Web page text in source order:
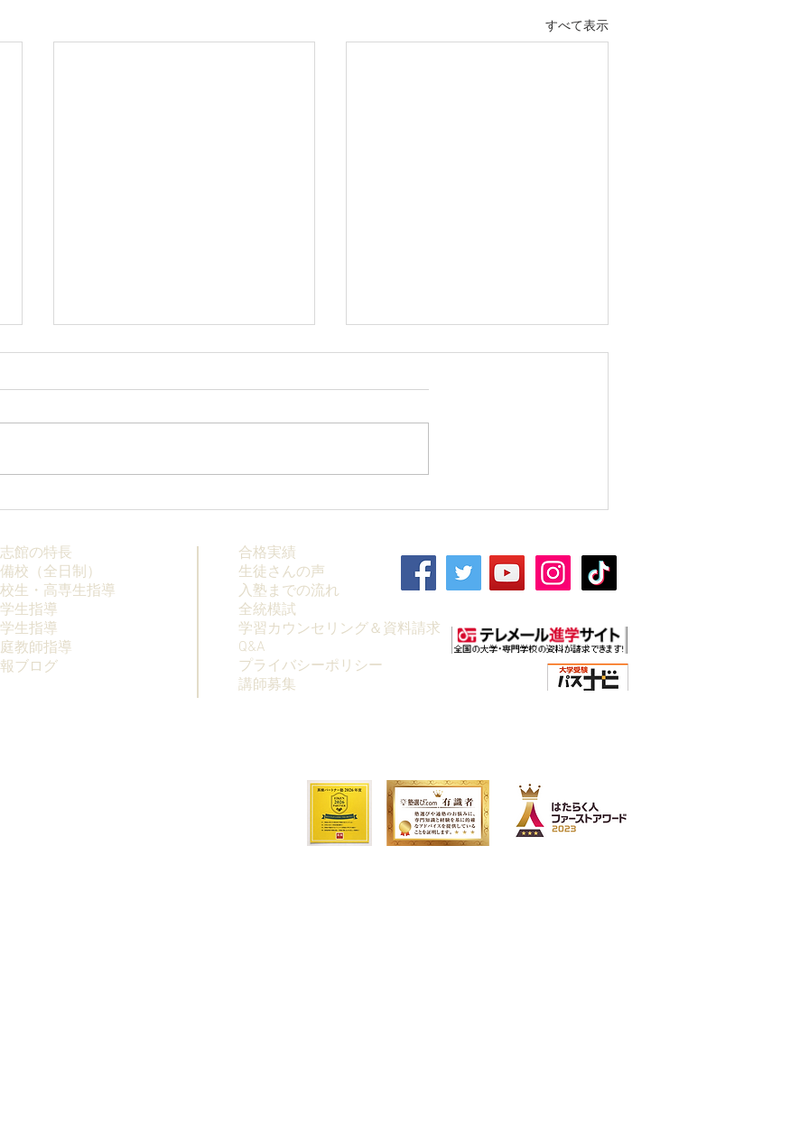
すべて表示
合格実績
生徒さんの声
入塾までの流れ
全統模試
学習カウンセリング＆資料請求
Q&A
プライバシーポリシー
講師募集
館の特長
校（全日制）
生・高専生指導
生指導
生指導
教師指導
ブログ